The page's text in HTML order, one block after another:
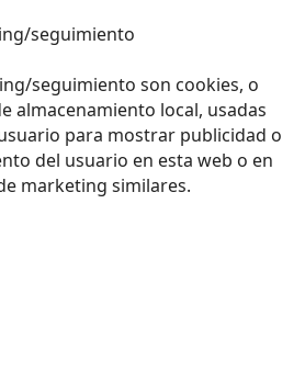
seguimiento
seguimiento son cookies, o
almacenamiento local, usadas
para mostrar publicidad o
del usuario en esta web o en
marketing similares.